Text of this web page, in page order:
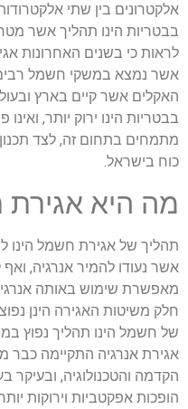
אלקטרונים בין שתי
בבטריות הינו תהליך אשר
לראות כי בשנים האחרונות
אשר נמצא במשקי חשמל
האקלים אשר קיים בארץ
בבטריות הינו ירוק יותר,
מתמחים בתחום זה, לצד
כוח בישראל.
מה היא
תהליך של אגירת חשמל הינו
אשר נעודו להמיר אנרגיה,
מאפשרת שימוש באותה
חלק משיטות האגירה הינן
של חשמל הינו תהליך נפוץ
אגירת אנרגיה התקיימה
הקדמה והטכנולוגיה,
הופכות אפקטביות וירוקות